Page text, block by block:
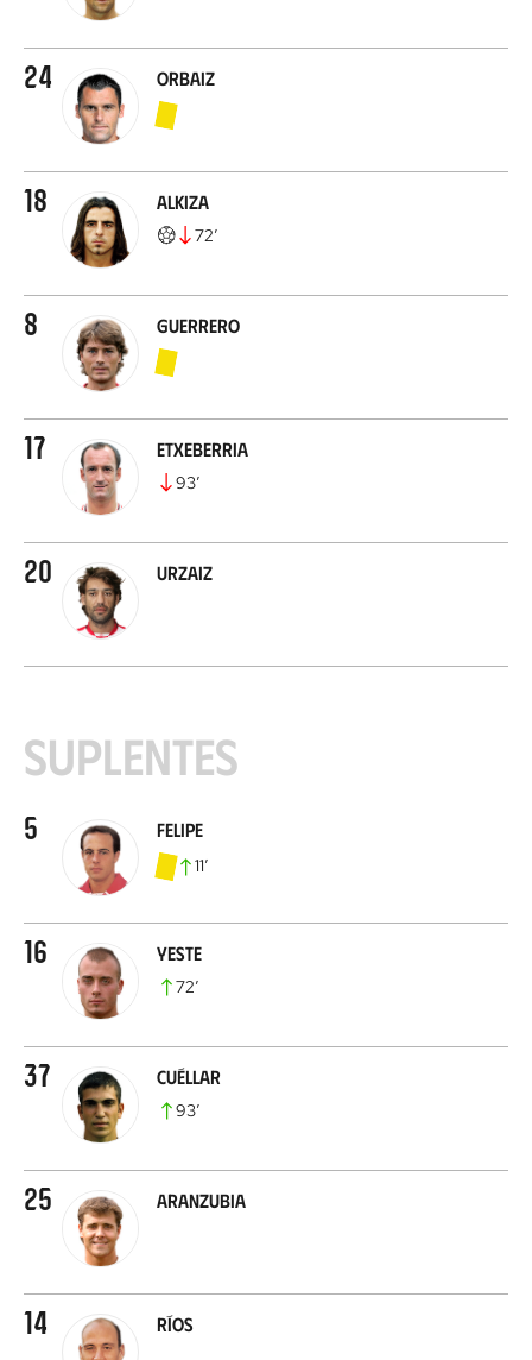
24 Orbaiz
18 Alkiza
72’
8 Guerrero
17 Etxeberria
93’
20 Urzaiz
Suplentes
5 Felipe
11’
16 Yeste
72’
37 Cuéllar
93’
25 Aranzubia
14 Ríos